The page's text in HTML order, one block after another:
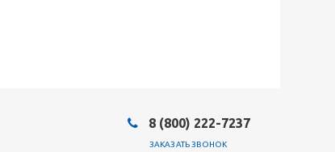
8 (800) 222-7237
ЗАКАЗАТЬ ЗВОНОК